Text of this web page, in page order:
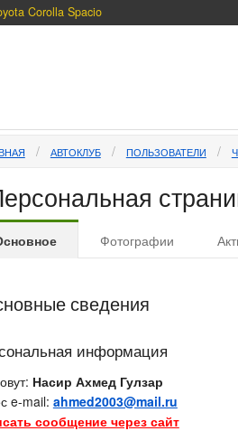
Corolla Spacio
АВТОКЛУБ ПОЛЬЗОВАТЕЛИ
Фотографии
сведения
информация
Насир Ахмед Гулзар
e-mail: ahmed2003@mail.ru
сообщение через сайт